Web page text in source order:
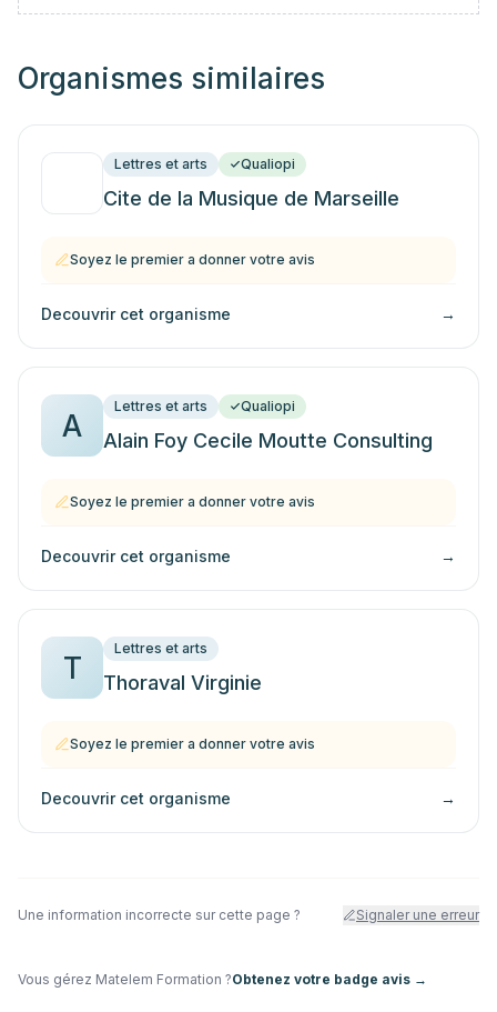
Organismes similaires
Lettres et arts Qualiopi
Cite de la Musique de Marseille
Soyez le premier a donner votre avis
Decouvrir cet organisme →
A
Lettres et arts Qualiopi
Alain Foy Cecile Moutte Consulting
Soyez le premier a donner votre avis
Decouvrir cet organisme →
T
Lettres et arts
Thoraval Virginie
Soyez le premier a donner votre avis
Decouvrir cet organisme →
Une information incorrecte sur cette page ? Signaler une erreur
Vous gérez Matelem Formation ?Obtenez votre badge avis →